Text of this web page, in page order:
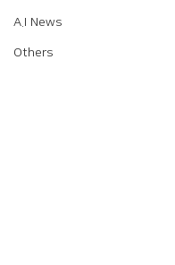
A.I News
Others